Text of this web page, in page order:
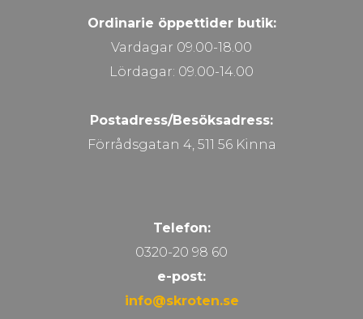
Ordinarie öppettider butik:
Vardagar 09.00-18.00
Lördagar: 09.00-14.00
Postadress/Besöksadress:
Förrådsgatan 4, 511 56 Kinna
Telefon:
0320-20 98 60
e-post:
info@skroten.se